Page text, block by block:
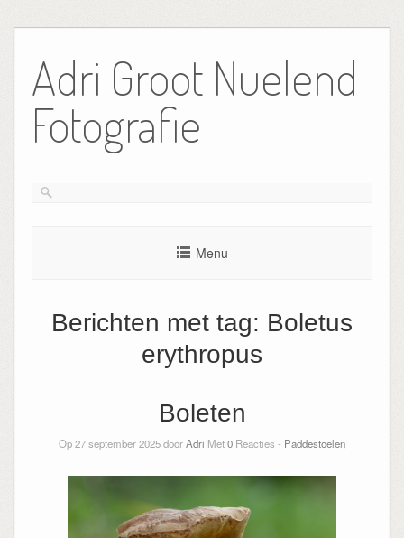
de
inhoud
Adri Groot Nuelend
Fotografie
Menu
Berichten met tag: Boletus
erythropus
Boleten
Op 27 september 2025 doorAdri Met0 Reacties - Paddestoelen